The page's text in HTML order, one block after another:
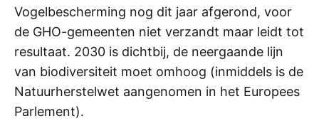
Vogelbescherming nog dit jaar afgerond, voor
de GHO-gemeenten niet verzandt maar leidt tot
resultaat. 2030 is dichtbij, de neergaande lijn
van biodiversiteit moet omhoog (inmiddels is de
Natuurherstelwet aangenomen in het Europees
Parlement).